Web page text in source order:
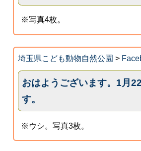
※写真4枚。
埼玉県こども動物自然公園 >
おはようございます。1月
す。
※ウシ。写真3枚。